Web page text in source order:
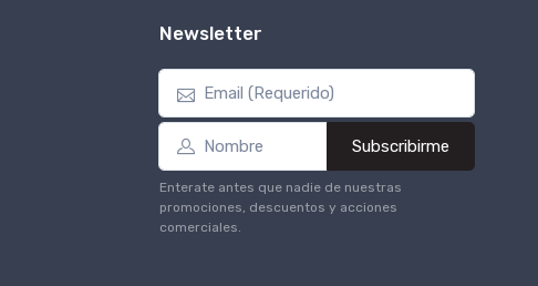
Newsletter
Subscribirme
Enterate antes que nadie de nuestras
promociones, descuentos y acciones
comerciales.